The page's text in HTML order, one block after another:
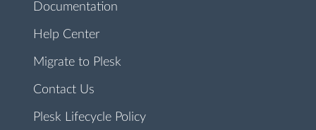
Documentation
Help Center
Migrate to Plesk
Contact Us
Plesk Lifecycle Policy